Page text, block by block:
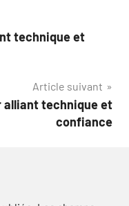
technique et
Article suivant
alliant technique et
confiance